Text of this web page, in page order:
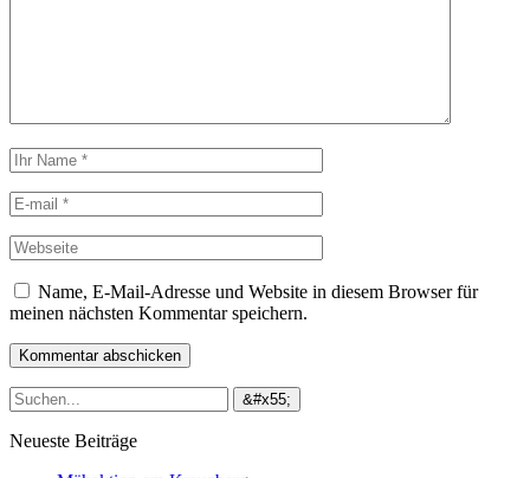
Name, E-Mail-Adresse und Website in diesem Browser für
meinen nächsten Kommentar speichern.
Neueste Beiträge